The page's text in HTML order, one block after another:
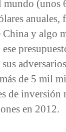
mundo (unos
anuales,
y algo
de 5 mil
de
en 2012.